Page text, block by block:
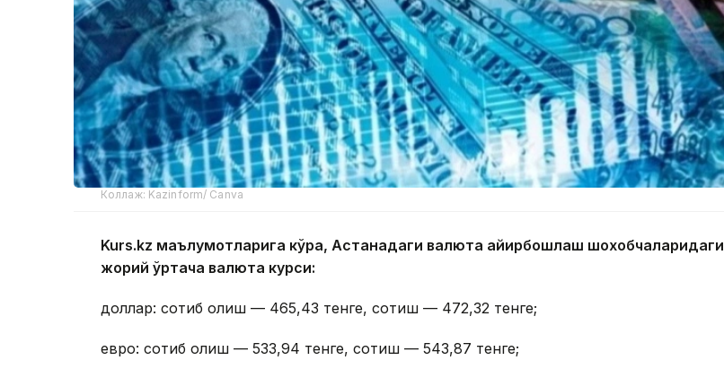
Коллаж: Kazinform/ Canva
Kurs.kz маълумотларига кўра, Астанадаги валюта айирбошлаш шохобчаларидаги
жорий ўртача валюта курси:
доллар: сотиб олиш — 465,43 тенге, сотиш — 472,32 тенге;
евро: сотиб олиш — 533,94 тенге, сотиш — 543,87 тенге;